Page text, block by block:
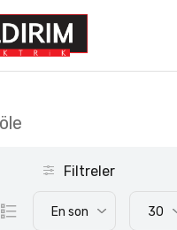
Filtreler
En son 30